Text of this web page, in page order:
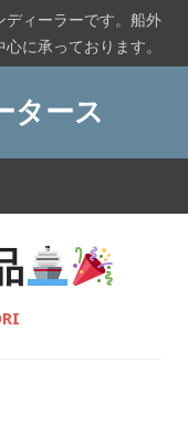
ィーラーです。船外
に承っております。
タース